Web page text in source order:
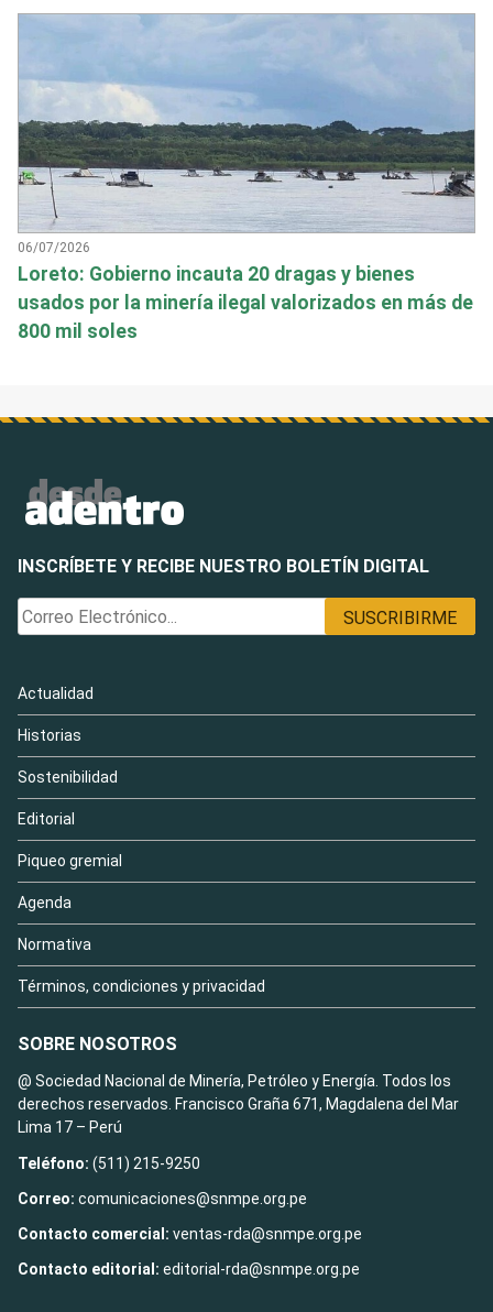
06/07/2026
Loreto: Gobierno incauta 20 dragas y bienes
usados por la minería ilegal valorizados en más de
800 mil soles
INSCRÍBETE Y RECIBE NUESTRO BOLETÍN DIGITAL
Actualidad
Historias
Sostenibilidad
Editorial
Piqueo gremial
Agenda
Normativa
Términos, condiciones y privacidad
SOBRE NOSOTROS
@ Sociedad Nacional de Minería, Petróleo y Energía. Todos los
derechos reservados. Francisco Graña 671, Magdalena del Mar
Lima 17 – Perú
Teléfono: (511) 215-9250
Correo: comunicaciones@snmpe.org.pe
Contacto comercial: ventas-rda@snmpe.org.pe
Contacto editorial: editorial-rda@snmpe.org.pe